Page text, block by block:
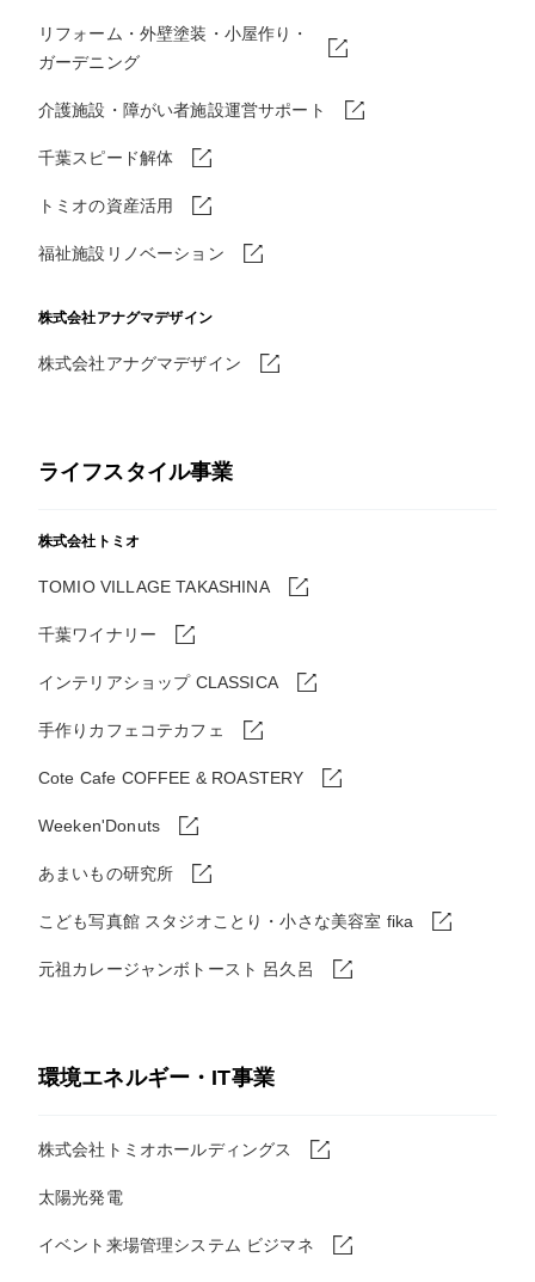
リフォーム・外壁塗装・小屋作り・
ガーデニング
介護施設・障がい者施設運営サポート
千葉スピード解体
トミオの資産活用
福祉施設リノベーション
株式会社アナグマデザイン
株式会社アナグマデザイン
ライフスタイル事業
株式会社トミオ
TOMIO VILLAGE TAKASHINA
千葉ワイナリー
インテリアショップ CLASSICA
手作りカフェコテカフェ
Cote Cafe COFFEE & ROASTERY
Weeken'Donuts
あまいもの研究所
こども写真館 スタジオことり・小さな美容室 fika
元祖カレージャンボトースト 呂久呂
環境エネルギー・IT事業
株式会社トミオホールディングス
太陽光発電
イベント来場管理システム ビジマネ